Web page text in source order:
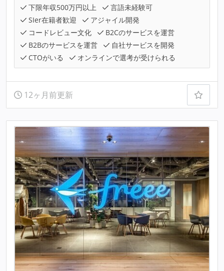
下限年収500万円以上
言語未経験可
SIer在籍者歓迎
アジャイル開発
コードレビュー文化
B2Cのサービスを運営
B2Bのサービスを運営
自社サービスを開発
CTOがいる
オンラインで選考が受けられる
12ヶ月前更新